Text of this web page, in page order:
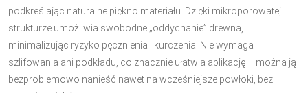
podkreślając naturalne piękno materiału. Dzięki mikroporowatej
strukturze umożliwia swobodne „oddychanie” drewna,
minimalizując ryzyko pęcznienia i kurczenia. Nie wymaga
szlifowania ani podkładu, co znacznie ułatwia aplikację – można ją
bezproblemowo nanieść nawet na wcześniejsze powłoki, bez